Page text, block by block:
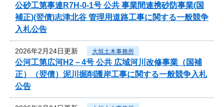
公砂工第事連R7H-0-1号 公共 事業間連携砂防事業(国
補正)(翌債)志津北谷 管理用道路工事に関する一般競争
入札公告
2026年2月24日更新 大垣土木事務所
公河工第広河H2－4号 公共 広域河川改修事業（国補
正）（翌債）泥川掘削護岸工事に関する一般競争入札
公告